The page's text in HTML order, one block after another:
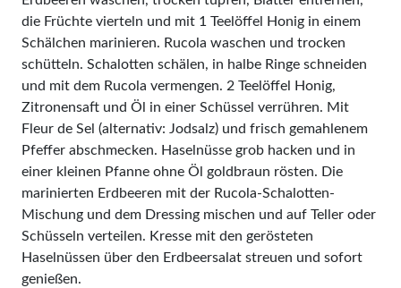
die Früchte vierteln und mit 1 Teelöffel Honig in einem
Schälchen marinieren. Rucola waschen und trocken
schütteln. Schalotten schälen, in halbe Ringe schneiden
und mit dem Rucola vermengen. 2 Teelöffel Honig,
Zitronensaft und Öl in einer Schüssel verrühren. Mit
Fleur de Sel (alternativ: Jodsalz) und frisch gemahlenem
Pfeffer abschmecken. Haselnüsse grob hacken und in
einer kleinen Pfanne ohne Öl goldbraun rösten. Die
marinierten Erdbeeren mit der Rucola-Schalotten-
Mischung und dem Dressing mischen und auf Teller oder
Schüsseln verteilen. Kresse mit den gerösteten
Haselnüssen über den Erdbeersalat streuen und sofort
genießen.